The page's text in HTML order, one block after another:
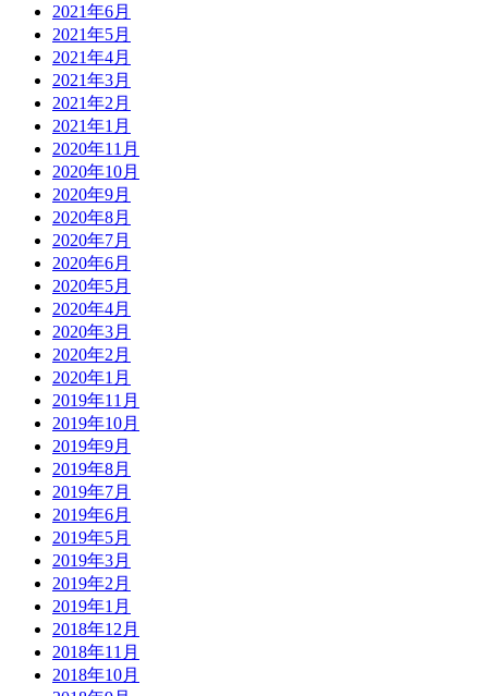
2021年6月
2021年5月
2021年4月
2021年3月
2021年2月
2021年1月
2020年11月
2020年10月
2020年9月
2020年8月
2020年7月
2020年6月
2020年5月
2020年4月
2020年3月
2020年2月
2020年1月
2019年11月
2019年10月
2019年9月
2019年8月
2019年7月
2019年6月
2019年5月
2019年3月
2019年2月
2019年1月
2018年12月
2018年11月
2018年10月